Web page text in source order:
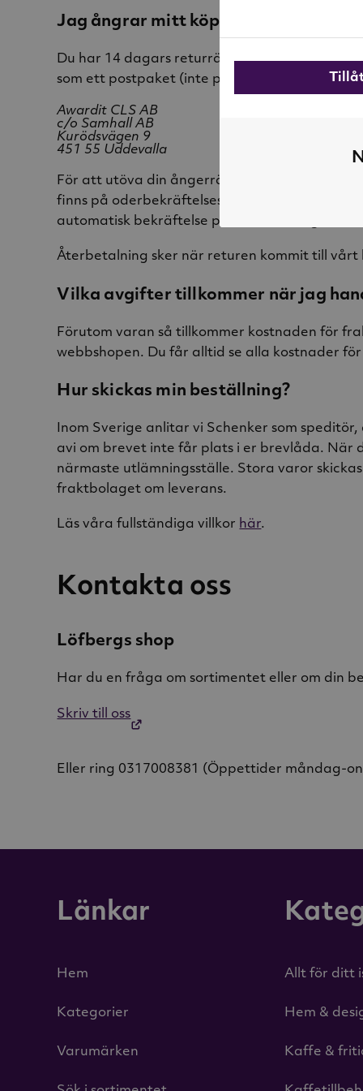
Jag ångrar mitt köp. Hur gör jag för
Du har 14 dagars returrätt på varor i
som ett postpaket (inte postförskott eller rek)
Awardit CLS AB
c/o Samhall AB
Kurödsvägen 9
451 55 Uddevalla
För att utöva din ångerrätt i enlighet med
finns på oderbekräftelsesidan efter
automatisk bekräftelse på att vi mottagit din
Återbetalning sker när returen kommit till vårt
Vilka avgifter tillkommer när jag
Förutom varan så tillkommer kostnaden för
webbshopen. Du får alltid se alla kostnader
Hur skickas min beställning?
Inom Sverige anlitar vi Schenker som
avi om brevet inte får plats i er brevlåda. När
närmaste utlämningsställe. Stora varor
fraktbolaget om leverans.
Läs våra fullständiga villkor här.
Kontakta oss
Löfbergs shop
Har du en fråga om sortimentet eller om din
Skriv till oss
Eller ring 0317008381 (Öppettider måndag-
Länkar
Hem
Kategorier
Varumärken
Allt för ditt
Hem &
Kaffe &